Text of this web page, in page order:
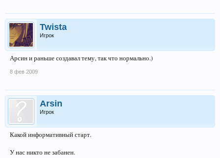
Twista
Игрок
Арсин и раньше создавал тему, так что нормально.)
8 фев 2009
Arsin
Игрок
Какой информативный старт.
У нас никто не забанен.